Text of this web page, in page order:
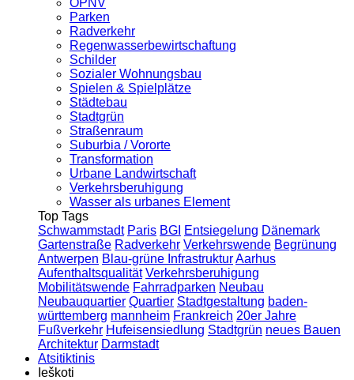
ÖPNV
Parken
Radverkehr
Regenwasserbewirtschaftung
Schilder
Sozialer Wohnungsbau
Spielen & Spielplätze
Städtebau
Stadtgrün
Straßenraum
Suburbia / Vororte
Transformation
Urbane Landwirtschaft
Verkehrsberuhigung
Wasser als urbanes Element
Top Tags
Schwammstadt Paris BGI Entsiegelung Dänemark
Gartenstraße Radverkehr Verkehrswende Begrünung
Antwerpen Blau-grüne InfrastrukturAarhus
Aufenthaltsqualität Verkehrsberuhigung
Mobilitätswende Fahrradparken Neubau
Neubauquartier Quartier Stadtgestaltung baden-
württemberg mannheim Frankreich 20er Jahre
Fußverkehr Hufeisensiedlung Stadtgrün neues Bauen
Architektur Darmstadt
Atsitiktinis
Ieškoti